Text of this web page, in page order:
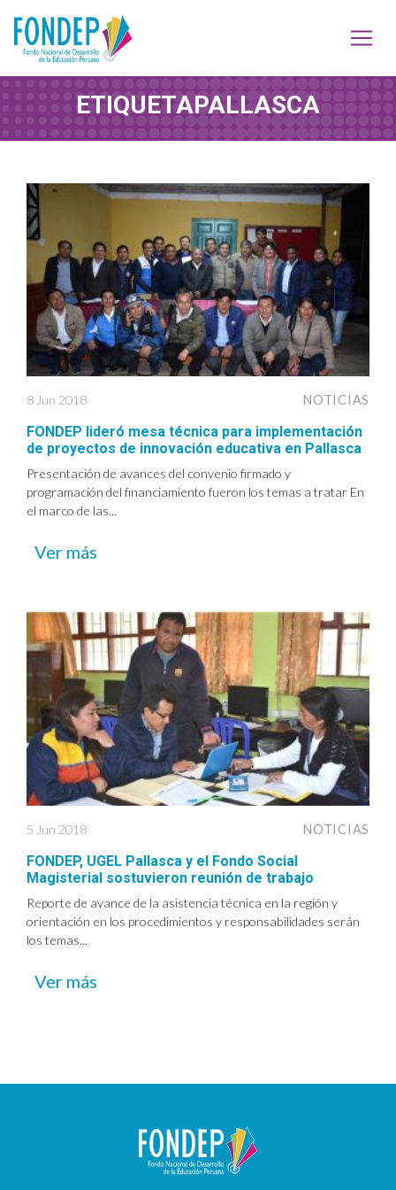
ETIQUETAPALLASCA
8 Jun 2018 NOTICIAS
FONDEP lideró mesa técnica para implementación
de proyectos de innovación educativa en Pallasca
Presentación de avances del convenio firmado y
programación del financiamiento fueron los temas a tratar En
el marco de las...
Ver más
5 Jun 2018 NOTICIAS
FONDEP, UGEL Pallasca y el Fondo Social
Magisterial sostuvieron reunión de trabajo
Reporte de avance de la asistencia técnica en la región y
orientación en los procedimientos y responsabilidades serán
los temas...
Ver más